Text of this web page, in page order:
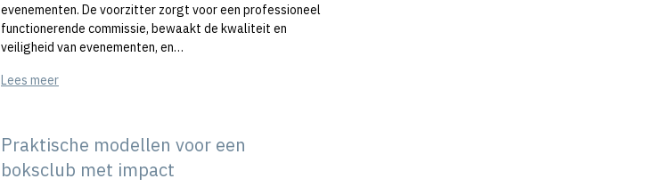
evenementen. De voorzitter zorgt voor een professioneel
functionerende commissie, bewaakt de kwaliteit en
veiligheid van evenementen, en…
Lees meer
Praktische modellen voor een
boksclub met impact